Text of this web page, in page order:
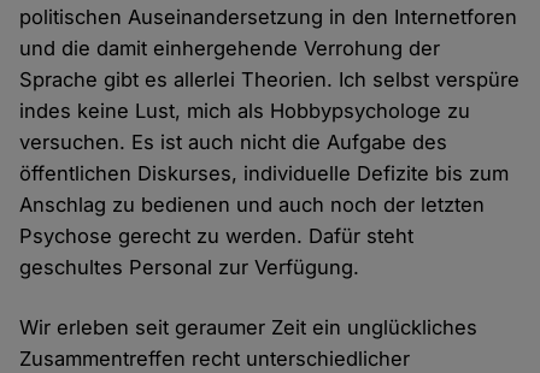
politischen Auseinandersetzung in den Internetforen
und die damit einhergehende Verrohung der
Sprache gibt es allerlei Theorien. Ich selbst verspüre
indes keine Lust, mich als Hobbypsychologe zu
versuchen. Es ist auch nicht die Aufgabe des
öffentlichen Diskurses, individuelle Defizite bis zum
Anschlag zu bedienen und auch noch der letzten
Psychose gerecht zu werden. Dafür steht
geschultes Personal zur Verfügung.
Wir erleben seit geraumer Zeit ein unglückliches
Zusammentreffen recht unterschiedlicher